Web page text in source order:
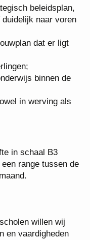
beleidsplan,
naar voren
dat er ligt
binnen de
in werving als
in schaal B3
range tussen de
willen wij
en vaardigheden